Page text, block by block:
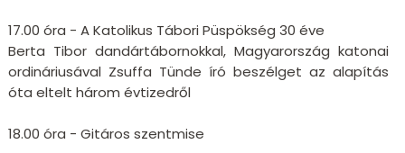
17.00 óra - A Katolikus Tábori Püspökség 30 éve
Berta Tibor dandártábornokkal, Magyarország katonai
ordináriusával Zsuffa Tünde író beszélget az alapítás
óta eltelt három évtizedről
18.00 óra - Gitáros szentmise